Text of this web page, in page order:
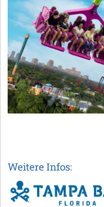
Weitere Infos: